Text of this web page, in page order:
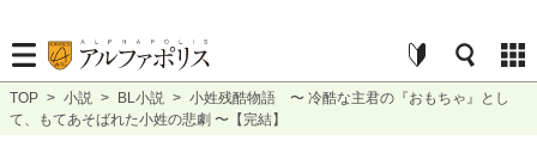
TOP > 小説 > BL小説 > 小姓残酷物語 〜 冷酷な主君の『おもちゃ』とし
て、もてあそばれた小姓の悲劇 〜【完結】